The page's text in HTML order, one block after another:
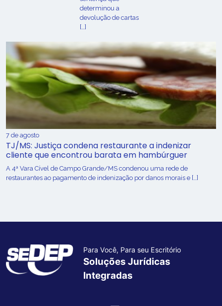
determinou a
devolução de cartas
[…]
7 de agosto
TJ/MS: Justiça condena restaurante a indenizar
cliente que encontrou barata em hambúrguer
A 4ª Vara Cível de Campo Grande/MS condenou uma rede de
restaurantes ao pagamento de indenização por danos morais e […]
Para Você, Para seu Escritório
Soluções Jurídicas
Integradas